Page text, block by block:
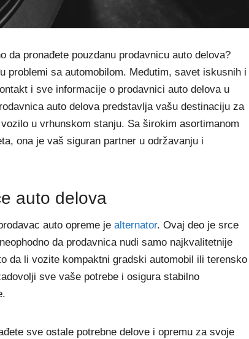
pronađete pouzdanu prodavnicu auto delova?
problemi sa automobilom. Međutim, savet iskusnih i
i sve informacije o prodavnici auto delova u
auto delova predstavlja vašu destinaciju za
u vrhunskom stanju. Sa širokim asortimanom
ona je vaš siguran partner u održavanju i
auto delova
auto opreme je alternator. Ovaj deo je srce
da prodavnica nudi samo najkvalitetnije
da li vozite kompaktni gradski automobil ili terensko
sve vaše potrebe i osigura stabilno
sve ostale potrebne delove i opremu za svoje